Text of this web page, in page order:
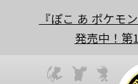
『ぽこ あ ポケモ
発売中！第